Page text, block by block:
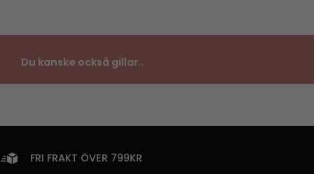
Du kanske också gillar..
FRI FRAKT ÖVER 799KR